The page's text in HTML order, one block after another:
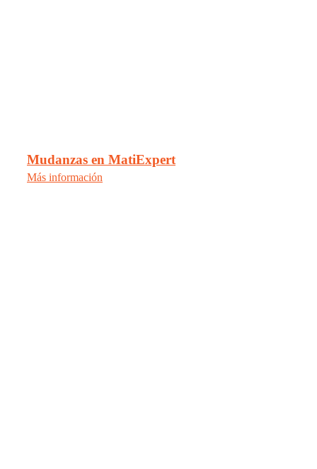
Mudanzas en MatiExpert
Más información